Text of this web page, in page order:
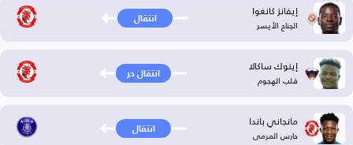
إيفانز كانغوا
الجناح الأيسر انتقال
إينوك ساكالا
قلب الهجوم انتقال حر
مانجاني باندا
حارس المرمى انتقال